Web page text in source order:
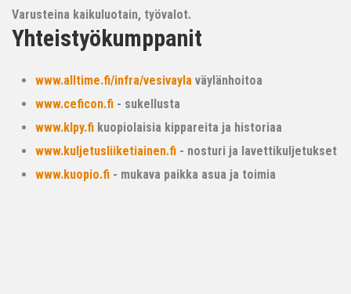
Varusteina kaikuluotain, työvalot.
Yhteistyökumppanit
www.alltime.fi/infra/vesivayla väylänhoitoa
www.ceficon.fi - sukellusta
www.klpy.fi kuopiolaisia kippareita ja historiaa
www.kuljetusliiketiainen.fi - nosturi ja lavettikuljetukset
www.kuopio.fi - mukava paikka asua ja toimia